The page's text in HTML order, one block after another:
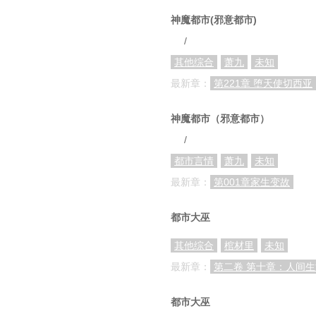
神魔都市(邪意都市)
/
其他综合
萧九
未知
最新章：
第221章 堕天使切西亚
神魔都市（邪意都市）
/
都市言情
萧九
未知
最新章：
第001章家生变故
都市大巫
其他综合 棺材里
未知
最新章：
第二卷 第十章：人间
都市大巫